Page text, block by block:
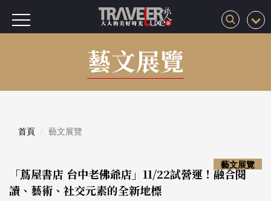
藝文展覽
首頁 藝文展覽
「蔦屋書店 台中老佛爺店」11/22試營運！融合閱
讀、藝術、社交元素的全新地標
藝文展覽